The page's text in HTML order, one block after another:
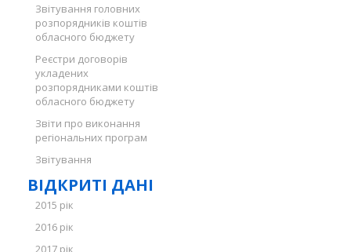
Звітування головних
розпорядників коштів
обласного бюджету
Реєстри договорів
укладених
розпорядниками коштів
обласного бюджету
Звіти про виконання
регіональних програм
Звітування
ВІДКРИТІ ДАНІ
2015 рік
2016 рік
2017 рік